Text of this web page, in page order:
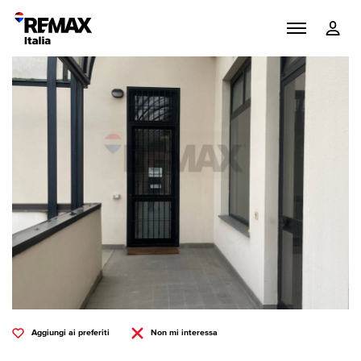
Aggiungi ai preferiti Non mi interessa